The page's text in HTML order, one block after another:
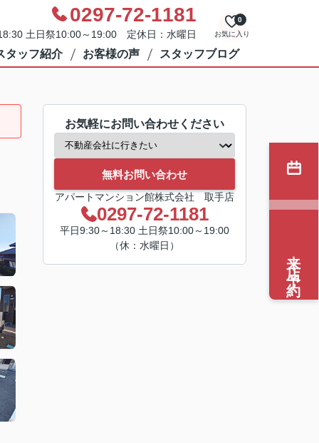
0297-72-1181
土日祭10:00～19:00 定休日：水曜日 お気に入り
0
タッフ紹介 お客様の声 スタッフブログ
お気軽にお問い合わせください
無料お問い合わせ
アパートマンション館株式会社 取手店
0297-72-1181
平日9:30～18:30 土日祭10:00～19:00
（休：水曜日）
来店予約